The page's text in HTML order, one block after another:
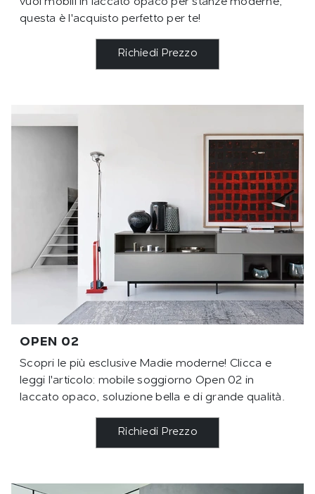
questa è l'acquisto perfetto per te!
Richiedi Prezzo
OPEN 02
Scopri le più esclusive Madie moderne! Clicca e
leggi l'articolo: mobile soggiorno Open 02 in
laccato opaco, soluzione bella e di grande qualità.
Richiedi Prezzo